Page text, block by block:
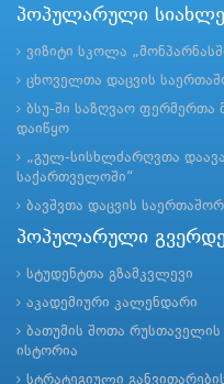
პოპულარული
ვიზიტი სკოლა
ცხოველთა დაცვის
ბსუ-ში საზღვაო ფერმერთა
დაიწყო
„გულ-სისხლძარღვთა
საქართველოში“
ბავშვთა დაცვის
პოპულარული
სტუდენტთა გზამკვლევი
აკადემიური კალენდარი
ბათუმის შოთა
ისტორია
სტრატეგიული